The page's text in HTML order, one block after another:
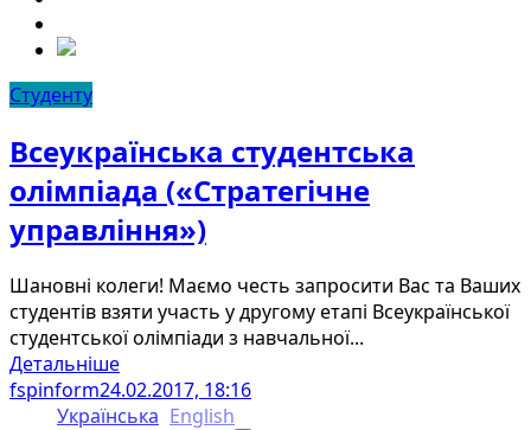
Студенту
Всеукраїнська студентська
олімпіада («Стратегічне
управління»)
Шановні колеги! Маємо честь запросити Вас та Ваших
студентів взяти участь у другому етапі Всеукраїнської
студентської олімпіади з навчальної...
Детальніше
fspinform24.02.2017, 18:16
Українська English